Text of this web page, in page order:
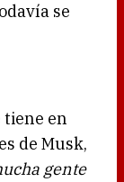
se
tiene en
de Musk,
gente